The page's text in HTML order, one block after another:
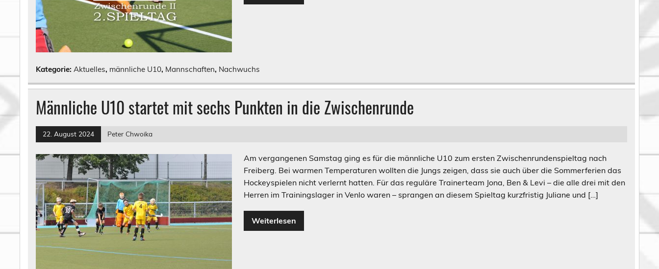
Kategorie:Aktuelles, männliche U10, Mannschaften, Nachwuchs
Männliche U10 startet mit sechs Punkten in die Zwischenrunde
22. August 2024 Peter Chwoika
Am vergangenen Samstag ging es für die männliche U10 zum ersten Zwischenrundenspieltag nach
Freiberg. Bei warmen Temperaturen wollten die Jungs zeigen, dass sie auch über die Sommerferien das
Hockeyspielen nicht verlernt hatten. Für das reguläre Trainerteam Jona, Ben & Levi – die alle drei mit den
Herren im Trainingslager in Venlo waren – sprangen an diesem Spieltag kurzfristig Juliane und […]
Weiterlesen